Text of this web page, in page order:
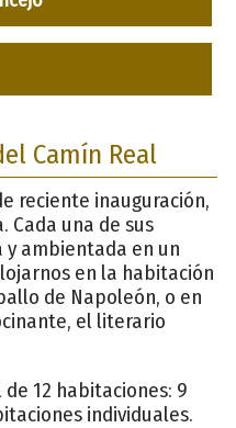
Camín Real
reciente inauguración,
Cada una de sus
ambientada en un
en la habitación
de Napoleón, o en
el literario
12 habitaciones: 9
individuales.